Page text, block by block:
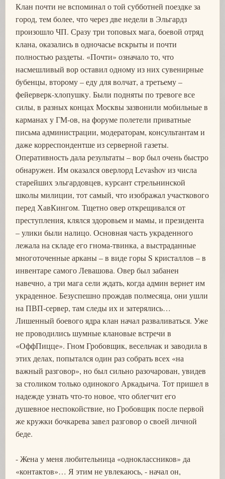
Клан почти не вспоминал о той субботней поездке за
город, тем более, что через две недели в Эльгардз
произошло ЧП. Сразу три топовых мага, боевой отряд
клана, оказались в одночасье вскрыты и почти
полностью раздеты. «Почти» означало то, что
насмешливый вор оставил одному из них сувенирные
бубенцы, второму – еду для волчат, а третьему –
фейерверк-хлопушку. Были подняты по тревоге все
силы, в разных концах Москвы зазвонили мобильные в
карманах у ГМ-ов, на форуме полетели приватные
письма администрации, модераторам, консультантам и
даже корреспондентше из серверной газеты.
Оперативность дала результаты – вор был очень быстро
обнаружен. Им оказался оверлорд Levashov из числа
старейших эльгардовцев, курсант стрельнинской
школы милиции, тот самый, что изображал участкового
перед ХавКингом. Тщетно овер открещивался от
преступления, клялся здоровьем и мамы, и президента
– улики были налицо. Основная часть украденного
лежала на складе его гнома-твинка, а выстраданные
многоточенные арканы – в виде горы S кристаллов – в
инвентаре самого Левашова. Овер был забанен
навечно, а три мага сели ждать, когда админ вернет им
украденное. Безуспешно прождав полмесяца, они ушли
на ПВП-сервер, там следы их и затерялись…
Лишенный боевого ядра клан начал разваливаться. Уже
не проводились шумные клановые встречи в
«ОффПицце». Гном Гробовщик, весельчак и заводила в
этих делах, попытался один раз собрать всех «на
важный разговор», но был сильно разочарован, увидев
за столиком только одинокого Аркадьича. Тот пришел в
надежде узнать что-то новое, что облегчит его
душевное неспокойствие, но Гробовщик после первой
же кружки бочкарева завел разговор о своей личной
беде.
- Жена у меня любительница «одноклассников» да
«контактов»… Я этим не увлекаюсь, - начал он,